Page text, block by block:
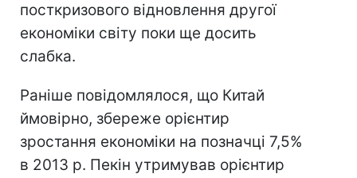
посткризового відновлення другої
економіки світу поки ще досить
слабка.
Раніше повідомлялося, що Китай
ймовірно, збереже орієнтир
зростання економіки на позначці 7,5%
в 2013 р. Пекін утримував орієнтир